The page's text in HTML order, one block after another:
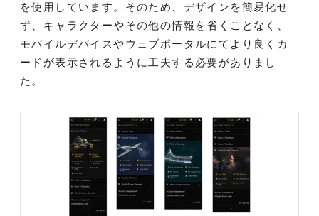
を使用しています。そのため、デザインを簡易化せ
ず、キャラクターやその他の情報を省くことなく、
モバイルデバイスやウェブポータルにてより良くカ
ードが表示されるように工夫する必要がありまし
た。